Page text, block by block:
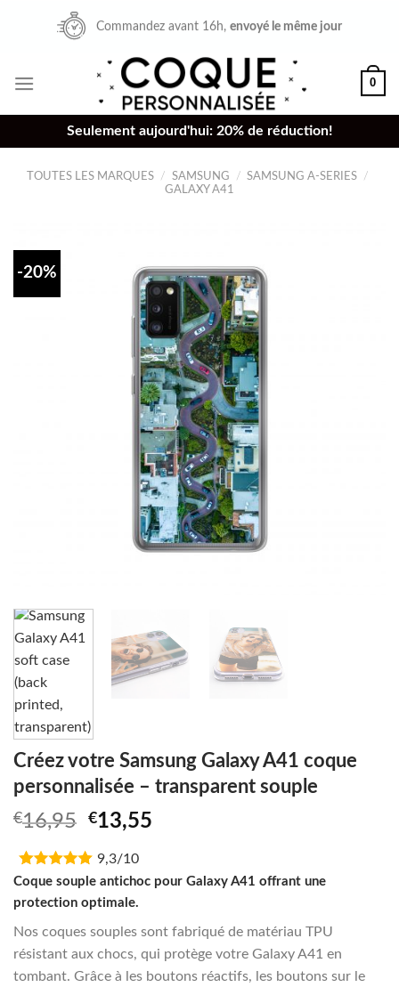
Commandez avant 16h,envoyé le même jour
0
Seulement aujourd'hui: 20% de réduction!
TOUTES LES MARQUES / SAMSUNG / SAMSUNG A-SERIES
/
GALAXY A41
-20%
Créez votre Samsung Galaxy A41 coque
personnalisée – transparent souple
€16,95 Original
was:
€16,95.
€13,55
€13,55.
9,3/10
Coque souple antichoc pour Galaxy A41 offrant une
protection optimale.
Nos coques souples sont fabriqué de matériau TPU
résistant aux chocs, qui protège votre Galaxy A41 en
tombant. Grâce à les boutons réactifs, les boutons sur le